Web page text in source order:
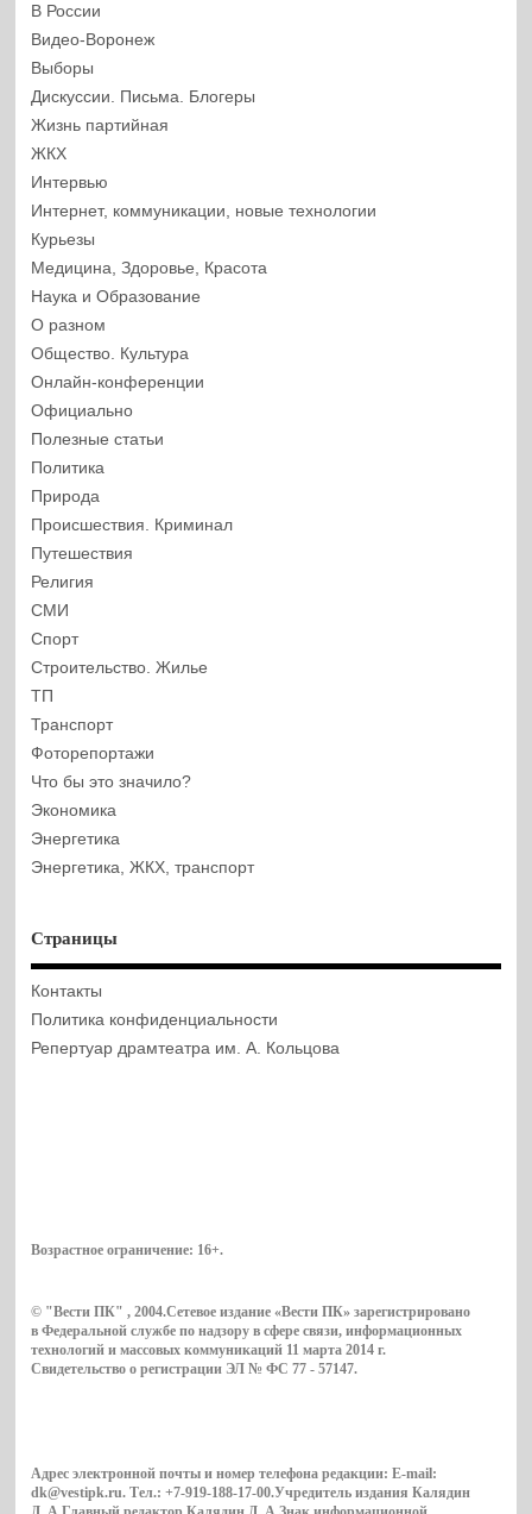
В России
Видео-Воронеж
Выборы
Дискуссии. Письма. Блогеры
Жизнь партийная
ЖКХ
Интервью
Интернет, коммуникации, новые технологии
Курьезы
Медицина, Здоровье, Красота
Наука и Образование
О разном
Общество. Культура
Онлайн-конференции
Официально
Полезные статьи
Политика
Природа
Происшествия. Криминал
Путешествия
Религия
СМИ
Спорт
Строительство. Жилье
ТП
Транспорт
Фоторепортажи
Что бы это значило?
Экономика
Энергетика
Энергетика, ЖКХ, транспорт
Страницы
Контакты
Политика конфиденциальности
Репертуар драмтеатра им. А. Кольцова
Возрастное ограничение: 16+.
© "Вести ПК" , 2004.Сетевое издание «Вести ПК» зарегистрировано
в Федеральной службе по надзору в сфере связи, информационных
технологий и массовых коммуникаций 11 марта 2014 г.
Свидетельство о регистрации ЭЛ № ФС 77 - 57147.
Адрес электронной почты и номер телефона редакции: E-mail:
dk@vestipk.ru. Тел.: +7-919-188-17-00.Учредитель издания Калядин